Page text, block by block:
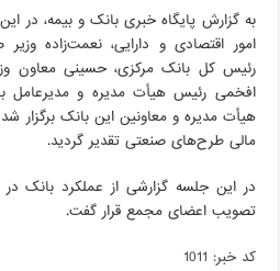
به گزارش پایگاه خبری بانک و بیمه، در
امور اقتصادی و دارایی، نعمت‌زاده
رئیس کل بانک مرکزی، حسینی معاون
افخمی رئیس هیأت مدیره و
هیأت مدیره و معاونین این بانک برگزار
مالی طرح‌های صنعتی تقدیر گردید.
تصویب اعضای مجمع قرار گفت.
کد خبر: 1011